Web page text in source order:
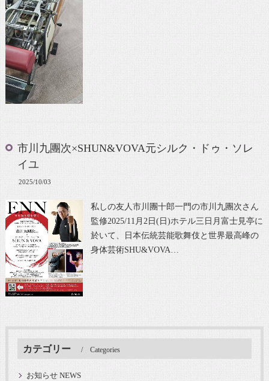
市川九團次×SHUN&VOVA元シルク・ドゥ・ソレ
イユ
2025/10/03
私しの友人市川團十郎一門の市川九團次さん
監修2025/11月2日(日)ホテル三日月富士見亭に
於いて、日本伝統芸能歌舞伎と世界最高峰の
身体芸術SHU&VOVA…
カテゴリー Categories
お知らせ NEWS